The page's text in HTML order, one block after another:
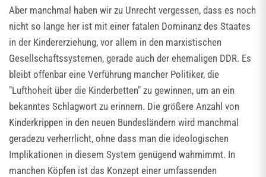
Aber manchmal haben wir zu Unrecht vergessen, dass es noch
nicht so lange her ist mit einer fatalen Dominanz des Staates
in der Kindererziehung, vor allem in den marxistischen
Gesellschaftssystemen, gerade auch der ehemaligen DDR. Es
bleibt offenbar eine Verführung mancher Politiker, die
"Lufthoheit über die Kinderbetten" zu gewinnen, um an ein
bekanntes Schlagwort zu erinnern. Die größere Anzahl von
Kinderkrippen in den neuen Bundesländern wird manchmal
geradezu verherrlicht, ohne dass man die ideologischen
Implikationen in diesem System genügend wahrnimmt. In
manchen Köpfen ist das Konzept einer umfassenden